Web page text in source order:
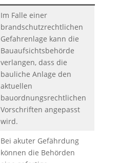
Im Falle einer
brandschutzrechtlichen
Gefahrenlage kann die
Bauaufsichtsbehörde
verlangen, dass die
bauliche Anlage den
aktuellen
bauordnungsrechtlichen
Vorschriften angepasst
wird.
Bei akuter Gefährdung
können die Behörden